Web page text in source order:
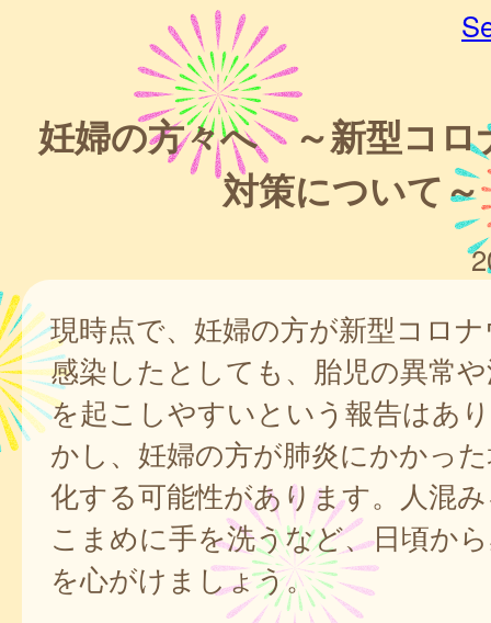
妊婦の方々へ ～新型コロ
対策について～
現時点で、妊婦の方が新型コロ
感染したとしても、胎児の異常
を起こしやすいという報告はあ
かし、妊婦の方が肺炎にかかっ
化する可能性があります。人混
こまめに手を洗うなど、日頃か
を心がけましょう。